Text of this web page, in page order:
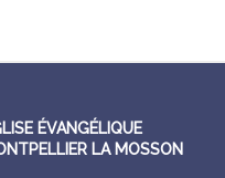
ÉVANGÉLIQUE
LA MOSSON